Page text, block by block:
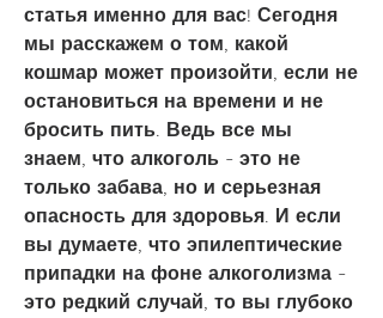
статья именно для вас! Сегодня
мы расскажем о том, какой
кошмар может произойти, если не
остановиться на времени и не
бросить пить. Ведь все мы
знаем, что алкоголь - это не
только забава, но и серьезная
опасность для здоровья. И если
вы думаете, что эпилептические
припадки на фоне алкоголизма -
это редкий случай, то вы глубоко